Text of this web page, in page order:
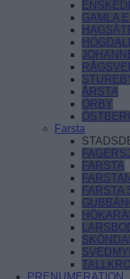
GAMLA
ÅRSTA
ÖRBY
Farsta
FARSTA
FARSTA
SKÖNDAL
PRENUMERATION